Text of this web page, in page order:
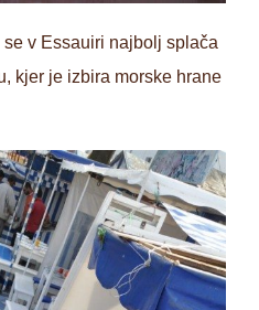
v Essauiri najbolj splača
kjer je izbira morske hrane